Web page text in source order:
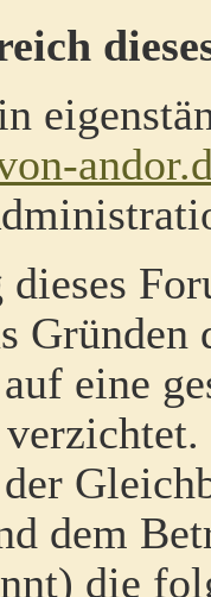
Gründen
eine
dem
die